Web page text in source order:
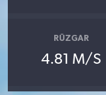
RÜZGAR
4.81 M/S